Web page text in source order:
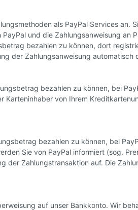
als PayPal Services
und die Zahlungsanweisung an
bezahlen zu können, dort
der Zahlungsanweisung
bezahlen zu können, bei
von Ihrem
bezahlen zu können, bei
Sie von PayPal informiert (sog.
der Zahlungstransaktion auf. Die
auf unser Bankkonto. Wir